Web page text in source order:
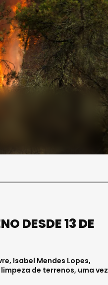
DESDE 13 DE
Isabel Mendes Lopes,
de terrenos, uma vez